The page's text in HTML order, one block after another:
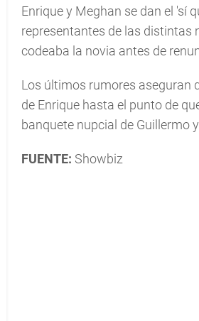
Enrique y Meghan se dan el 'sí
representantes de las distintas
codeaba la novia antes de
Los últimos rumores aseguran
de Enrique hasta el punto de
banquete nupcial de Guillermo
FUENTE: Showbiz